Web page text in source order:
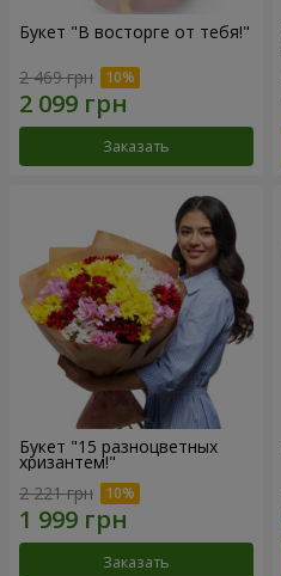
Букет "В восторге от тебя!"
2 469 грн
Заказать
Букет "15 разноцветных
хризантем!"
2 221 грн
Заказать